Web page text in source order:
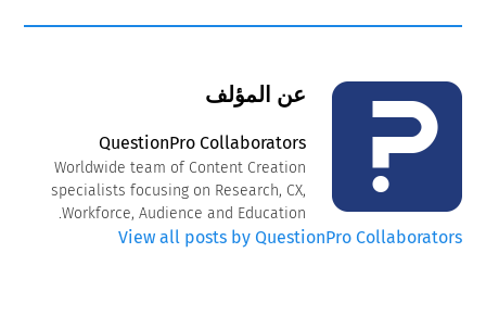
عن المؤلف
QuestionPro Collaborators
Worldwide team of Content Creation
specialists focusing on Research, CX,
Workforce, Audience and Education.
View all posts by QuestionPro Collaborators